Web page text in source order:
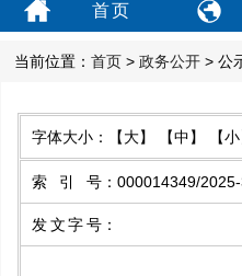
首页
当前位置： 首页 > 政务公开 > 公
字体大小： 【大】 【中】 【小
索引号 ： 000014349/
发文字号 ：